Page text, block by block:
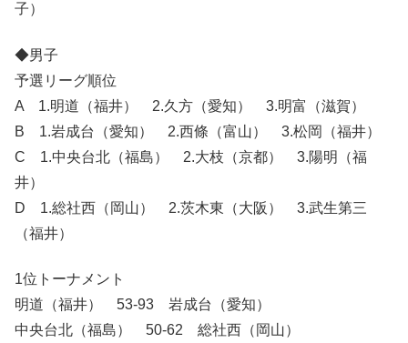
子）
◆男子
予選リーグ順位
A 1.明道（福井） 2.久方（愛知） 3.明富（滋賀）
B 1.岩成台（愛知） 2.西條（富山） 3.松岡（福井）
C 1.中央台北（福島） 2.大枝（京都） 3.陽明（福
井）
D 1.総社西（岡山） 2.茨木東（大阪） 3.武生第三
（福井）
1位トーナメント
明道（福井） 53-93 岩成台（愛知）
中央台北（福島） 50-62 総社西（岡山）